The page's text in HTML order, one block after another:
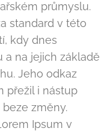
průmyslu.
standard v této
kdy dnes
a na jejich základě
Jeho odkaz
přežil i nástup
změny.
Ipsum v